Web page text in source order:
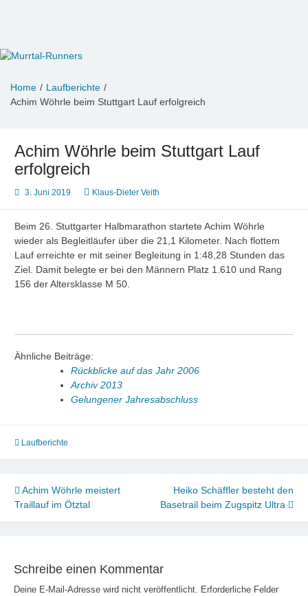
Murrtal-Runners
e.V. 1994
Home
Laufberichte
Achim Wöhrle beim Stuttgart Lauf erfolgreich
Achim Wöhrle beim Stuttgart Lauf
erfolgreich
3. Juni 2019 Klaus-Dieter Veith
Beim 26. Stuttgarter Halbmarathon startete Achim Wöhrle
wieder als Begleitläufer über die 21,1 Kilometer. Nach flottem
Lauf erreichte er mit seiner Begleitung in 1:48,28 Stunden das
Ziel. Damit belegte er bei den Männern Platz 1.610 und Rang
156 der Altersklasse M 50.
Ähnliche Beiträge:
Rückblicke auf das Jahr 2006
Archiv 2013
Gelungener Jahresabschluss
Laufberichte
Beitragsnavigation
Achim Wöhrle meistert
Traillauf im Ötztal
Heiko Schäffler besteht den
Basetrail beim Zugspitz Ultra
Schreibe einen Kommentar
Deine E-Mail-Adresse wird nicht veröffentlicht. Erforderliche Felder